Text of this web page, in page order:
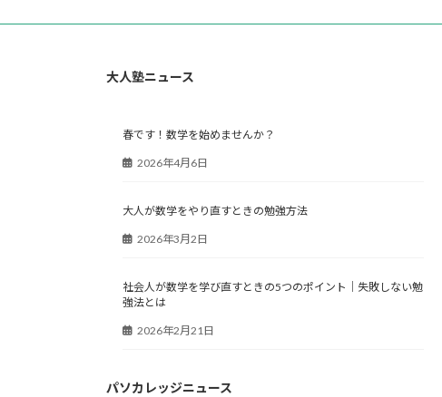
大人塾ニュース
春です！数学を始めませんか？
2026年4月6日
大人が数学をやり直すときの勉強方法
2026年3月2日
社会人が数学を学び直すときの5つのポイント｜失敗しない勉
強法とは
2026年2月21日
パソカレッジニュース